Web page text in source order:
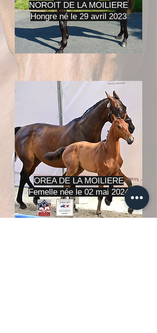
NOROIT DE LA MOILIERE
Hongre né le 29 avril 2023
OREA DE LA MOILIERE
Femelle née le 02 mai 2024